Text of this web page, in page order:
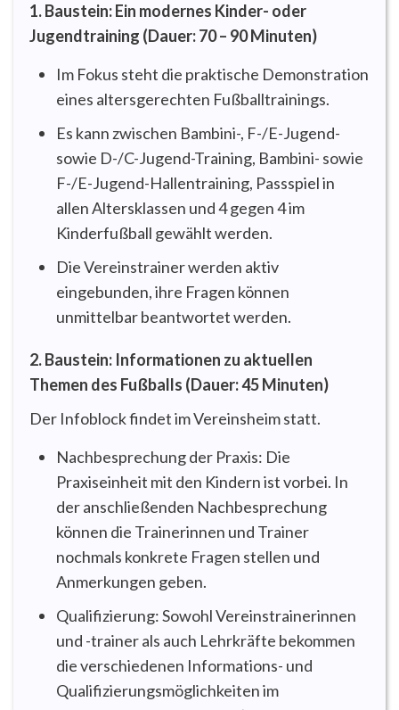
1. Baustein: Ein modernes Kinder- oder
Jugendtraining (Dauer: 70 – 90 Minuten)
Im Fokus steht die praktische Demonstration
eines altersgerechten Fußballtrainings.
Es kann zwischen Bambini-, F-/E-Jugend-
sowie D-/C-Jugend-Training, Bambini- sowie
F-/E-Jugend-Hallentraining, Passspiel in
allen Altersklassen und 4 gegen 4 im
Kinderfußball gewählt werden.
Die Vereinstrainer werden aktiv
eingebunden, ihre Fragen können
unmittelbar beantwortet werden.
2. Baustein: Informationen zu aktuellen
Themen des Fußballs (Dauer: 45 Minuten)
Der Infoblock findet im Vereinsheim statt.
Nachbesprechung der Praxis: Die
Praxiseinheit mit den Kindern ist vorbei. In
der anschließenden Nachbesprechung
können die Trainerinnen und Trainer
nochmals konkrete Fragen stellen und
Anmerkungen geben.
Qualifizierung: Sowohl Vereinstrainerinnen
und -trainer als auch Lehrkräfte bekommen
die verschiedenen Informations- und
Qualifizierungsmöglichkeiten im